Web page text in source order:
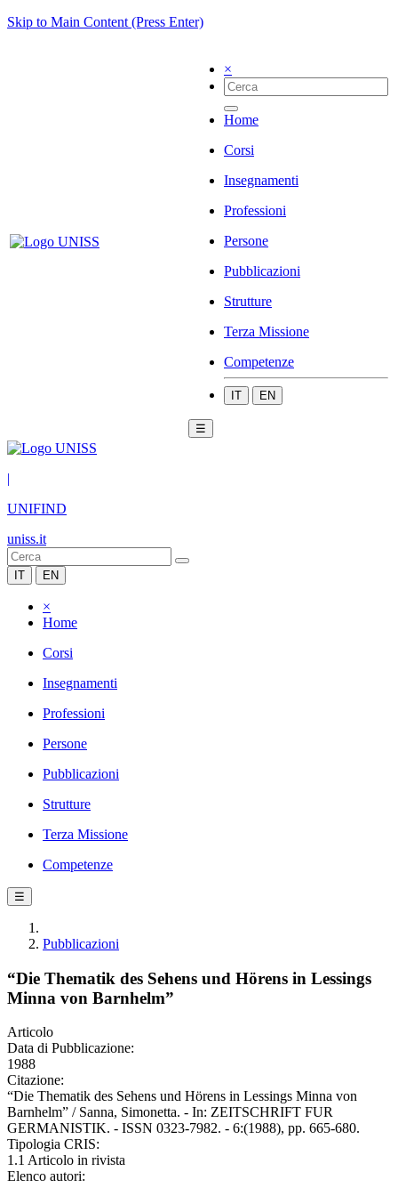
Skip to Main Content (Press Enter)
×
Home
Corsi
Insegnamenti
Professioni
Persone
Pubblicazioni
Strutture
Terza Missione
Competenze
IT EN
☰
|
UNIFIND
uniss.it
IT EN
×
Home
Corsi
Insegnamenti
Professioni
Persone
Pubblicazioni
Strutture
Terza Missione
Competenze
☰
Pubblicazioni
“Die Thematik des Sehens und Hörens in Lessings
Minna von Barnhelm”
Articolo
Data di Pubblicazione:
1988
Citazione:
“Die Thematik des Sehens und Hörens in Lessings Minna von
Barnhelm” / Sanna, Simonetta. - In: ZEITSCHRIFT FUR
GERMANISTIK. - ISSN 0323-7982. - 6:(1988), pp. 665-680.
Tipologia CRIS:
1.1 Articolo in rivista
Elenco autori: